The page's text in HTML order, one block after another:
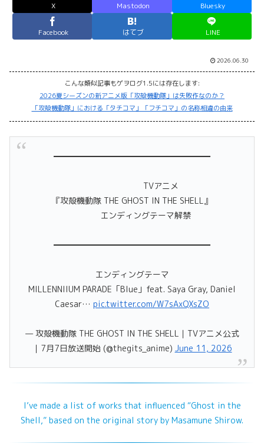
X Mastodon Bluesky
Facebook はてブ LINE
2026.06.30
こんな類似記事もゲヲログ1.5には存在します:
2026夏シーズンの新アニメ版「攻殻機動隊」は失敗作なのか？
「攻殻機動隊」における「タチコマ」「フチコマ」の名称相違の由来
━━━━━━━━━━━━━━━━━━━
TVアニメ
『攻殻機動隊 THE GHOST IN THE SHELL』
エンディングテーマ解禁
━━━━━━━━━━━━━━━━━━━
エンディングテーマ
MILLENNIIUM PARADE「Blue」feat. Saya Gray, Daniel
Caesar… pic.twitter.com/W7sAxQXsZO
— 攻殻機動隊 THE GHOST IN THE SHELL｜TVアニメ公式
｜7月7日放送開始 (@thegits_anime) June 11, 2026
I’ve made a list of works that influenced “Ghost in the
Shell,” based on the original story by Masamune Shirow.